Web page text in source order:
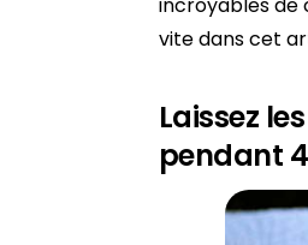
incroyables de
vite dans cet
Laissez
pendant